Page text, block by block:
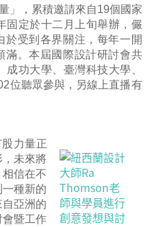
」，累積邀請來自19個國家
固定於十二月上旬舉辦，儼
於受到各界關注，每年一開
滿。本屆國際設計研討會共
功大學、臺灣科技大學、
位聽眾參與，另線上直播有
力量正
未來將
信在不
種新的
亞洲的
暨工作